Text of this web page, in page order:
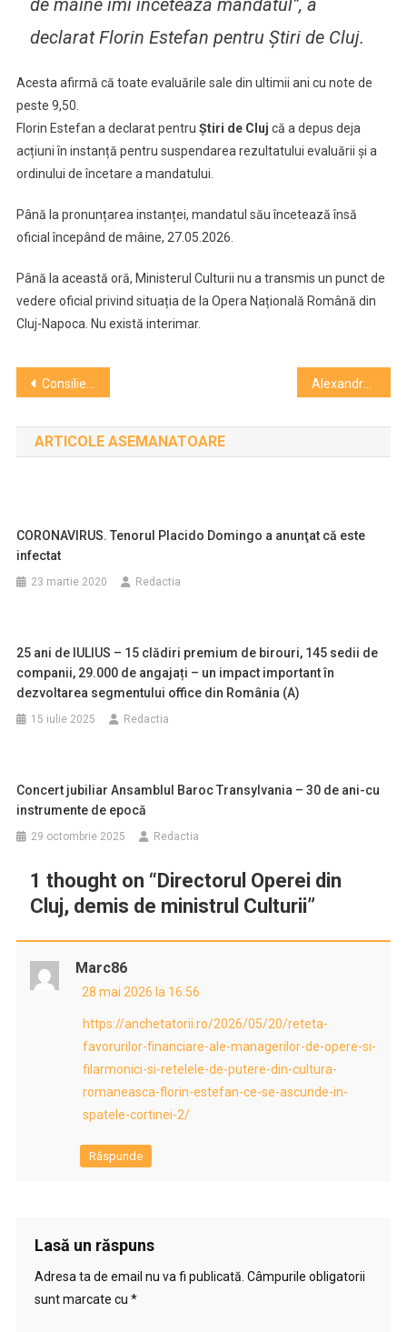
de mâine îmi încetează mandatul”, a
declaratFlorin Estefan pentru Știri de Cluj.
Acesta afirmă că toate evaluările sale din ultimii ani cu note de
peste 9,50.
Florin Estefan a declarat pentru Știri de Cluj că a depus deja
acțiuni în instanță pentru suspendarea rezultatului evaluării și a
ordinului de încetare a mandatului.
Până la pronunțarea instanței, mandatul său încetează însă
oficial începând de mâine, 27.05.2026.
Până la această oră, Ministerul Culturii nu a transmis un punct de
vedere oficial privind situația de la Opera Națională Română din
Cluj-Napoca. Nu există interimar.
Navigare
în
articole
Consilierul local PSD Radu Lupaș propune cumpărarea CONTI Alexandra Caras, câștigătoarea premiului UNITER: ”Dealul Florilor a fost un proces foarte viu și profund”
ARTICOLE ASEMANATOARE
CORONAVIRUS. Tenorul Placido Domingo a anunţat că este
infectat
23 martie 2020 Redactia
25 ani de IULIUS – 15 clădiri premium de birouri, 145 sedii de
companii, 29.000 de angajați – un impact important în
dezvoltarea segmentului office din România (A)
15 iulie 2025 Redactia
Concert jubiliar Ansamblul Baroc Transylvania – 30 de ani-cu
instrumente de epocă
29 octombrie 2025 Redactia
1 thought on “Directorul Operei din
Cluj, demis de ministrul Culturii”
Marc86
28 mai 2026 la 16:56
https://anchetatorii.ro/2026/05/20/reteta-
favorurilor-financiare-ale-managerilor-de-opere-si-
filarmonici-si-retelele-de-putere-din-cultura-
romaneasca-florin-estefan-ce-se-ascunde-in-
spatele-cortinei-2/
Răspunde
Lasă un răspuns
Adresa ta de email nu va fi publicată. Câmpurile obligatorii
sunt marcate cu *